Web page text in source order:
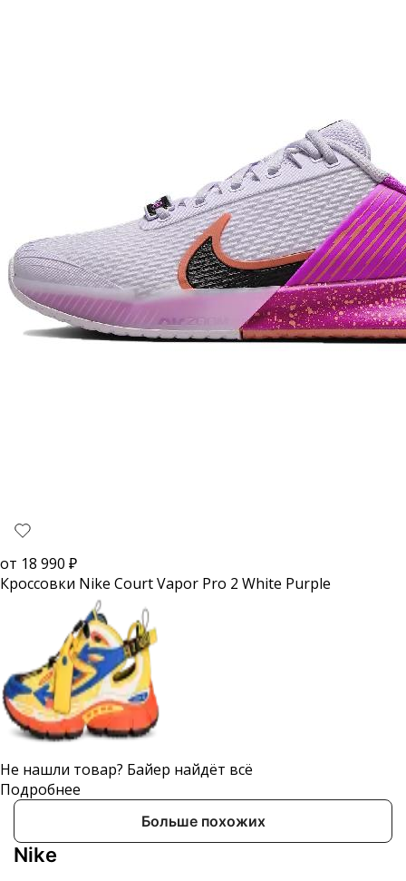
от 18 990 ₽
Кроссовки Nike Court Vapor Pro 2 White Purple
Не нашли товар? Байер найдёт всё
Подробнее
Больше похожих
Nike